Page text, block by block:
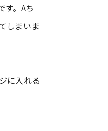
す。Aち
しまいま
に入れる